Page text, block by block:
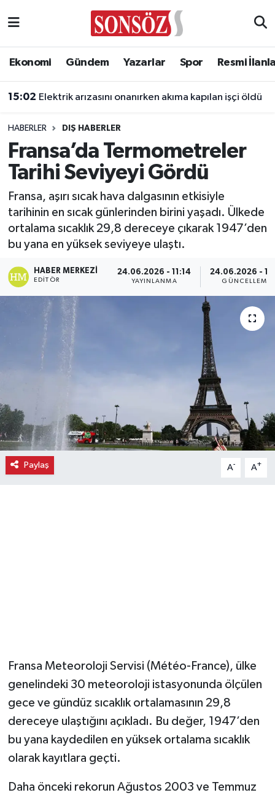
Ekonomi Gündem Yazarlar Spor Resmi
15:02 Elektrik arızasını onanırken akıma kapılan işçi öldü
HABERLER DIŞ HABERLER
Fransa’da Termometreler
Tarihi Seviyeyi Gördü
Fransa, aşırı sıcak hava dalgasının etkisiyle
tarihinin en sıcak günlerinden birini yaşadı. Ülkede
ortalama sıcaklık 29,8 dereceye çıkarak 1947’den
bu yana en yüksek seviyeye ulaştı.
HABER MERKEZI
EDITÖR
24.06.2026 - 11:14
YAYINLANMA
24.06.2026 -
GÜNCELLEME
Paylaş A- A+
Fransa Meteoroloji Servisi (Météo-France), ülke
genelindeki 30 meteoroloji istasyonunda ölçülen
gece ve gündüz sıcaklık ortalamasının 29,8
dereceye ulaştığını açıkladı. Bu değer, 1947’den
bu yana kaydedilen en yüksek ortalama sıcaklık
olarak kayıtlara geçti.
Daha önceki rekorun Ağustos 2003 ve Temmuz
Asayiş
Biyografi
Çevre
Diğer
Dünya
Eğitim
Ekonomi
Eleman
Emlak
Gurme
Haber
Seri İlan
Siyaset
Sokak Hayvanlarını Sahiplendirme
Sonsöz Özel
Ankara Nöbetçi Eczaneler
Ankara Trafik Yoğunluk Haritası
Süper Lig Puan Durumu ve Fikstür
Tüm Manşetler
Son Dakika Haberleri
Haber Arşivi